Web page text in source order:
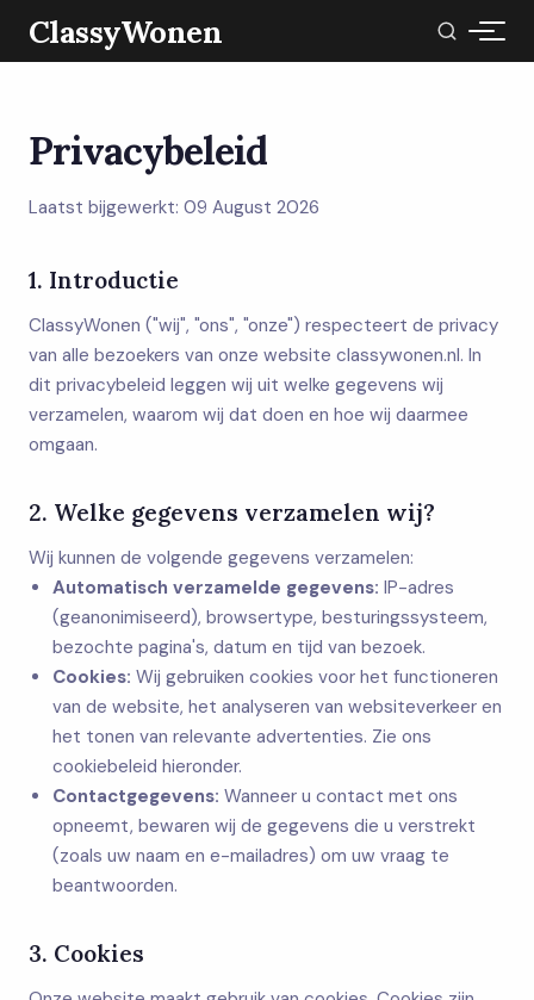
ClassyWonen
Privacybeleid
Laatst bijgewerkt: 09 August 2026
1. Introductie
ClassyWonen ("wij", "ons", "onze") respecteert de privacy
van alle bezoekers van onze website classywonen.nl. In
dit privacybeleid leggen wij uit welke gegevens wij
verzamelen, waarom wij dat doen en hoe wij daarmee
omgaan.
2. Welke gegevens verzamelen wij?
Wij kunnen de volgende gegevens verzamelen:
Automatisch verzamelde gegevens: IP-adres
(geanonimiseerd), browsertype, besturingssysteem,
bezochte pagina's, datum en tijd van bezoek.
Cookies: Wij gebruiken cookies voor het functioneren
van de website, het analyseren van websiteverkeer en
het tonen van relevante advertenties. Zie ons
cookiebeleid hieronder.
Contactgegevens: Wanneer u contact met ons
opneemt, bewaren wij de gegevens die u verstrekt
(zoals uw naam en e-mailadres) om uw vraag te
beantwoorden.
3. Cookies